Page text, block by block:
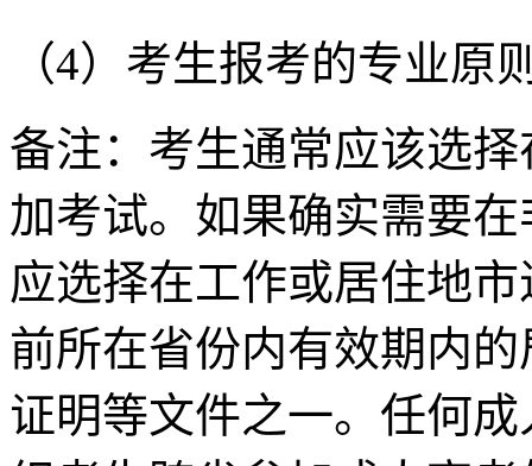
（4）考生报考的专业
备注：考生通常应该选
加考试。如果确实需要
应选择在工作或居住地
前所在省份内有效期内
证明等文件之一。任何